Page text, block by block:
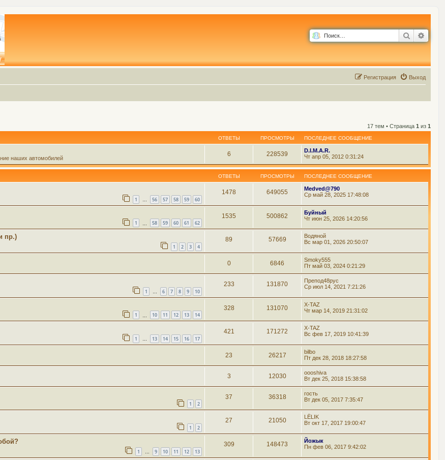
Поиск
Выход
Регистрация
17 тем • Страница 1 из 1
ОТВЕТЫ ПРОСМОТРЫ ПОСЛЕДНЕЕ СООБЩЕНИЕ
наших автомобилей
6 228539
D.I.M.A.R.
Чт апр 05, 2012 0:31:24
ОТВЕТЫ ПРОСМОТРЫ ПОСЛЕДНЕЕ СООБЩЕНИЕ
1 … 56 57 58 59 60
1478 649055
Medved@790
Ср май 28, 2025 17:48:08
1 58 59 60 61 62
1535 500862
Буйный
Чт июн 25, 2026 14:20:56
пр.)
1 2 3 4
89 57669
Водяной
Вс мар 01, 2026 20:50:07
0 6846
Smoky555
Пт май 03, 2024 0:21:29
1 … 6 7 8 9 10
233 131870
Препод48рус
Ср июл 14, 2021 7:21:26
1 10 11 12 13 14
328 131070
X-TAZ
Чт мар 14, 2019 21:31:02
1 … 13 14 15 16 17
421 171272
X-TAZ
Вс фев 17, 2019 10:41:39
23 26217
bilbo
Пт дек 28, 2018 18:27:58
3 12030
oooshiva
Вт дек 25, 2018 15:38:58
1 2
37 36318
гость
Вт дек 05, 2017 7:35:47
1 2
27 21050
LЁLIK
Вт окт 17, 2017 19:00:47
1 … 9 10 11 12 13
309 148473
Йожык
Пн фев 06, 2017 9:42:02